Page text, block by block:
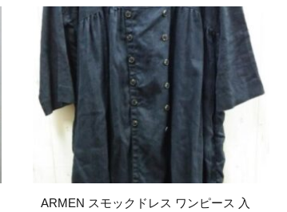
ARMEN スモックドレス ワンピース 入